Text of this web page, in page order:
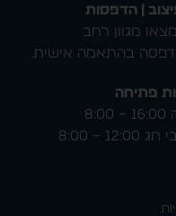
| הדפסות
מגוון רחב
בהתאמה אישית.
פתיחה
– 8:00